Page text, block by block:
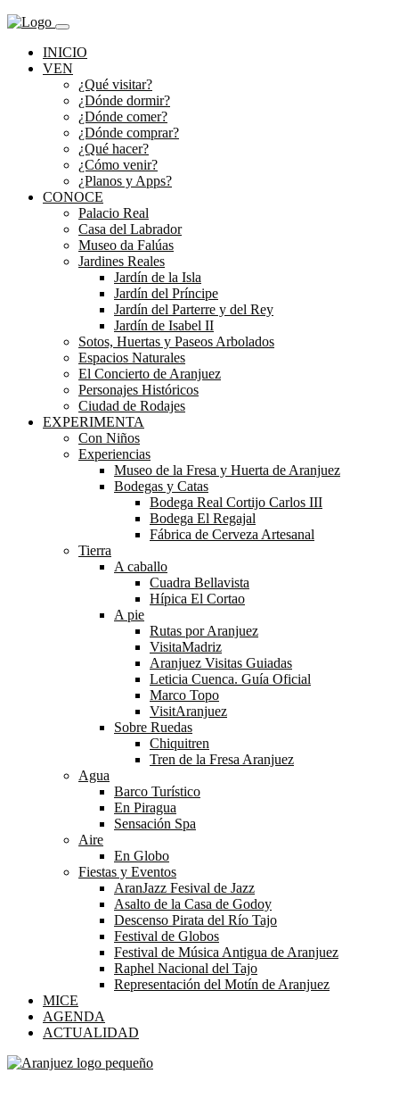
INICIO
VEN
¿Qué visitar?
¿Dónde dormir?
¿Dónde comer?
¿Dónde comprar?
¿Qué hacer?
¿Cómo venir?
¿Planos y Apps?
CONOCE
Palacio Real
Casa del Labrador
Museo da Falúas
Jardines Reales
Jardín de la Isla
Jardín del Príncipe
Jardín del Parterre y del Rey
Jardín de Isabel II
Sotos, Huertas y Paseos Arbolados
Espacios Naturales
El Concierto de Aranjuez
Personajes Históricos
Ciudad de Rodajes
EXPERIMENTA
Con Niños
Experiencias
Museo de la Fresa y Huerta de Aranjuez
Bodegas y Catas
Bodega Real Cortijo Carlos III
Bodega El Regajal
Fábrica de Cerveza Artesanal
Tierra
A caballo
Cuadra Bellavista
Hípica El Cortao
A pie
Rutas por Aranjuez
VisitaMadriz
Aranjuez Visitas Guiadas
Leticia Cuenca. Guía Oficial
Marco Topo
VisitAranjuez
Sobre Ruedas
Chiquitren
Tren de la Fresa Aranjuez
Agua
Barco Turístico
En Piragua
Sensación Spa
Aire
En Globo
Fiestas y Eventos
AranJazz Fesival de Jazz
Asalto de la Casa de Godoy
Descenso Pirata del Río Tajo
Festival de Globos
Festival de Música Antigua de Aranjuez
Raphel Nacional del Tajo
Representación del Motín de Aranjuez
MICE
AGENDA
ACTUALIDAD